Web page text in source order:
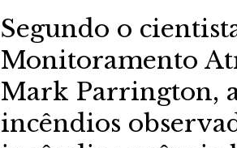
Segundo o
Monitoramento
Mark Parrington,
incêndios